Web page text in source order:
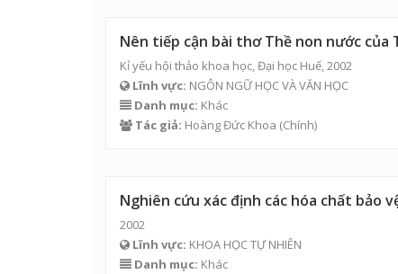
Nên tiếp cận bài thơ Thề non nước của
Kỉ yếu hội thảo khoa học, Đại học Huế, 2002
Lĩnh vực: NGÔN NGỮ HỌC VÀ VĂN HỌC
Danh mục: Khác
Tác giả: Hoàng Đức Khoa (Chính)
Nghiên cứu xác định các hóa chất bảo
2002
Lĩnh vực: KHOA HỌC TỰ NHIÊN
Danh mục: Khác